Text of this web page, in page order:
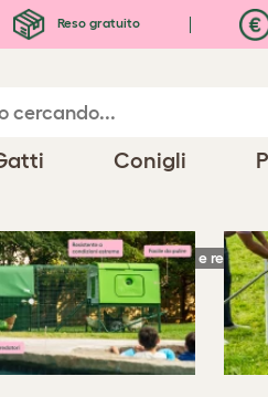
Reso gratuito
Conigli
Eglu Cube®- Ampi pollai e recinti